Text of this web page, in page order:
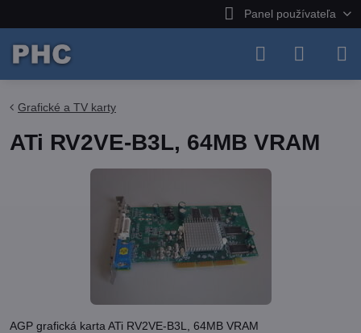
Panel používateľa
Grafické a TV karty
ATi RV2VE-B3L, 64MB VRAM
AGP grafická karta ATi RV2VE-B3L, 64MB VRAM